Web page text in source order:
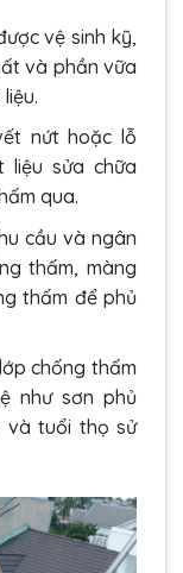
vệ sinh kỹ,
và phần vữa
nứt hoặc lỗ
sửa chữa
qua.
cầu và ngân
thấm, màng
thấm để phủ
chống thấm
như sơn phủ
và tuổi thọ sử